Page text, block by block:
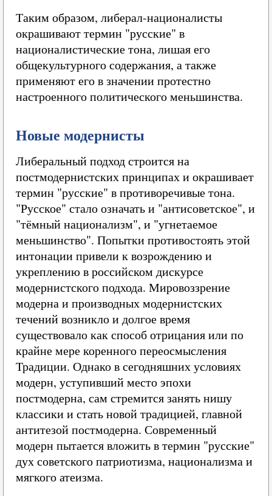
Таким образом, либерал-националисты
окрашивают термин "русские" в
националистические тона, лишая его
общекультурного содержания, а также
применяют его в значении протестно
настроенного политического меньшинства.
Новые модернисты
Либеральный подход строится на
постмодернистских принципах и окрашивает
термин "русские" в противоречивые тона.
"Русское" стало означать и "антисоветское", и
"тёмный национализм", и "угнетаемое
меньшинство". Попытки противостоять этой
интонации привели к возрождению и
укреплению в российском дискурсе
модернистского подхода. Мировоззрение
модерна и производных модернистских
течений возникло и долгое время
существовало как способ отрицания или по
крайне мере коренного переосмысления
Традиции. Однако в сегодняшних условиях
модерн, уступивший место эпохи
постмодерна, сам стремится занять нишу
классики и стать новой традицией, главной
антитезой постмодерна. Современный
модерн пытается вложить в термин "русские"
дух советского патриотизма, национализма и
мягкого атеизма.